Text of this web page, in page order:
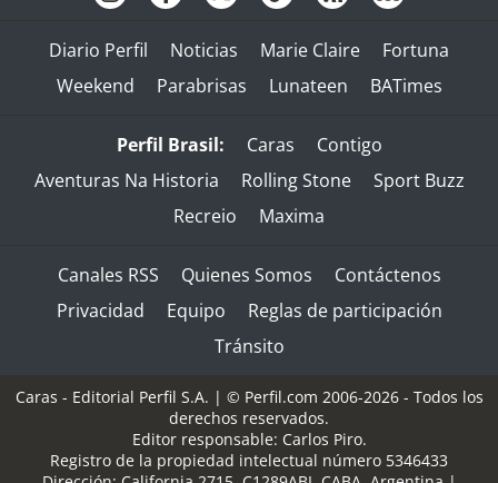
Diario Perfil Noticias Marie Claire
Fortuna
Weekend
Parabrisas Lunateen BATimes
Perfil Brasil: Caras
Contigo
Aventuras Na Historia
Rolling Stone
Sport Buzz
Recreio
Maxima
Canales RSS Quienes Somos
Contáctenos
Privacidad
Equipo
Reglas de participación
Tránsito
Caras - Editorial Perfil S.A. | © Perfil.com 2006-2026 - Todos los
derechos reservados.
Editor responsable: Carlos Piro.
Registro de la propiedad intelectual número 5346433